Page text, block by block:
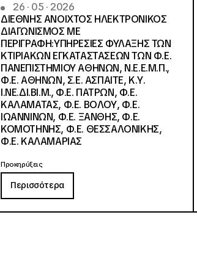
26 · 05 · 2026
ΔΙΕΘΝΗΣ ΑΝΟΙΧΤΟΣ ΗΛΕΚΤΡΟΝΙΚΟΣ
ΔΙΑΓΩΝΙΣΜΟΣ ΜΕ
ΠΕΡΙΓΡΑΦΗ:ΥΠΗΡΕΣΙΕΣ ΦΥΛΑΞΗΣ ΤΩΝ
ΚΤΙΡΙΑΚΩΝ ΕΓΚΑΤΑΣΤΑΣΕΩΝ ΤΩΝ Φ.Ε.
ΠΑΝΕΠΙΣΤΗΜΙΟΥ ΑΘΗΝΩΝ, Ν.Ε.Ε.Μ.Π.,
Φ.Ε. ΑΘΗΝΩΝ, Σ.Ε. ΑΣΠΑΙΤΕ, Κ.Υ.
Ι.ΝΕ.ΔΙ.ΒΙ.Μ., Φ.Ε. ΠΑΤΡΩΝ, Φ.Ε.
ΚΑΛΑΜΑΤΑΣ, Φ.Ε. ΒΟΛΟΥ, Φ.Ε.
ΙΩΑΝΝΙΝΩΝ, Φ.Ε. ΞΑΝΘΗΣ, Φ.Ε.
ΚΟΜΟΤΗΝΗΣ, Φ.Ε. ΘΕΣΣΑΛΟΝΙΚΗΣ,
Φ.Ε. ΚΑΛΑΜΑΡΙΑΣ
Προκηρύξεις
Περισσότερα